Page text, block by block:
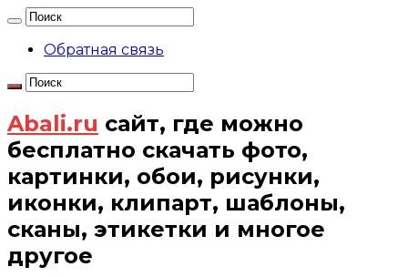
Обратная связь
Abali.ru сайт, где можно
бесплатно скачать фото,
картинки, обои, рисунки,
иконки, клипарт, шаблоны,
сканы, этикетки и многое
другое